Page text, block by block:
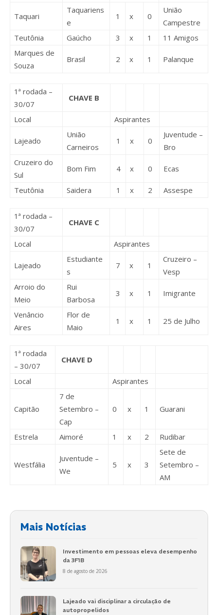
Taquari
Taquariens
e
1 x 0
União
Campestre
Teutônia
Gaúcho 3 x 1
11 Amigos
Marques de
Souza
Brasil 2 x 1 Palanque
1ª rodada –
30/07
CHAVE B
Local Aspirantes
Lajeado
União
Carneiros
1 x 0
Juventude –
Bro
Cruzeiro do
Sul
Bom Fim 4 x 0 Ecas
Teutônia Saidera 1 x 2 Assespe
1ª rodada –
30/07
CHAVE C
Local Aspirantes
Lajeado
Estudiante
s
7 x 1
Cruzeiro –
Vesp
Arroio do
Meio
Rui
Barbosa
3 x 1 Imigrante
Venâncio
Aires
Flor de
Maio
1 x 1 25 de Julho
1ª rodada
– 30/07
CHAVE D
Local Aspirantes
Capitão
7 de
Setembro –
Cap
0 x 1 Guarani
Estrela Aimoré 1 x 2 Rudibar
Westfália
Juventude –
We
5 x 3
Sete de
Setembro –
AM
Mais Notícias
Investimento em pessoas eleva desempenho
da 3F1B
8 de agosto de 2026
Lajeado vai disciplinar a circulação de
autopropelidos